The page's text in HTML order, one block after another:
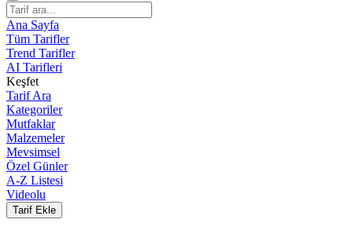
Ana Sayfa
Tüm Tarifler
Trend Tarifler
AI Tarifleri
Keşfet
Tarif Ara
Kategoriler
Mutfaklar
Malzemeler
Mevsimsel
Özel Günler
A-Z Listesi
Videolu
Tarif Ekle